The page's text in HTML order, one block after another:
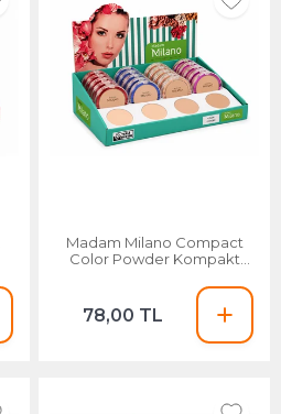
Madam Milano Compact
Color Powder Kompakt
78,00 TL